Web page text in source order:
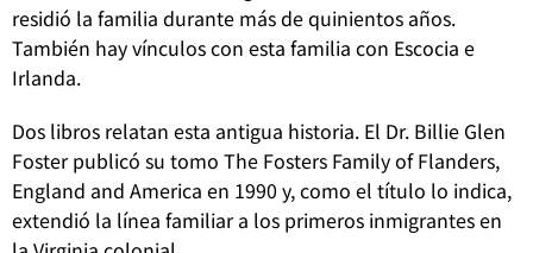
residió la familia durante más de quinientos años.
También hay vínculos con esta familia con Escocia e
Irlanda.
Dos libros relatan esta antigua historia. El Dr. Billie Glen
Foster publicó su tomo The Fosters Family of Flanders,
England and America en 1990 y, como el título lo indica,
extendió la línea familiar a los primeros inmigrantes en